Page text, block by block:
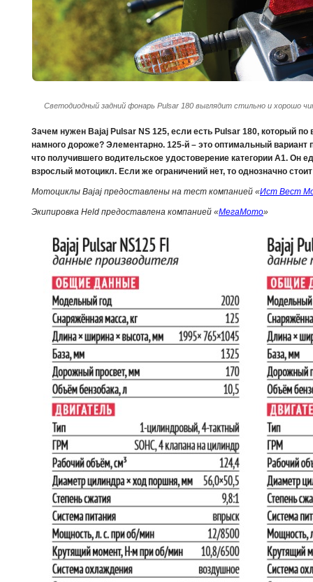
Светодиодный задний фонарь Pulsar 180 выглядит стильно и хорошо
Зачем нужен Bajaj Pulsar NS 125, если есть Pulsar 180, который
намного дороже? Элементарно. 125-й – это оптимальный вариант
что получившего водительское удостоверение категории А1. Он
взрослый мотоцикл. Если же ограничений нет, то однозначно
Мотоциклы Bajaj предоставлены на тест компанией «Ист Вест
Экипировка Held предоставлена компанией «МегаМото»